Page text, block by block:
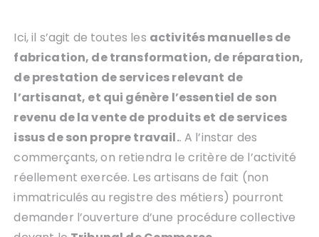
Ici, il s’agit de toutes les activités manuelles de
fabrication, de transformation, de réparation,
de prestation de services relevant de
l’artisanat, et qui génère l’essentiel de son
revenu de la vente de produits et de services
issus de son propre travail.. A l’instar des
commerçants, on retiendra le critère de l’activité
réellement exercée. Les artisans de fait (non
immatriculés au registre des métiers) pourront
demander l’ouverture d’une procédure collective